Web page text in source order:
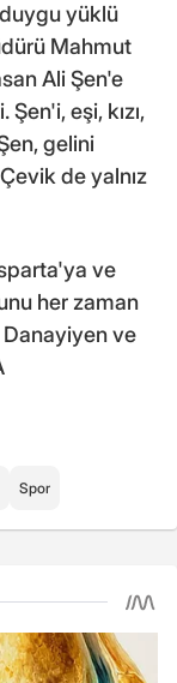
yüklü
Mahmut
Ali Şen'e
eşi, kızı,
gelini
de yalnız
ve
her zaman
ve
Spor